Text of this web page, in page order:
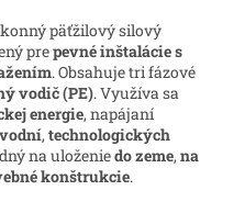
päťžilový silový
prepevné inštalácie s
. Obsahuje tri fázové
vodič (PE). Využíva sa
energie, napájaní
,technologických
na uloženiedo zeme,na
konštrukcie.